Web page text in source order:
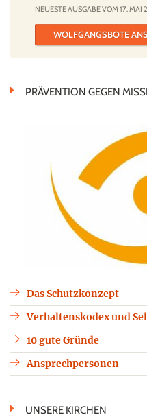
NEUESTE AUSGABE VOM 17. MAI
WOLFGANGSBOTE
PRÄVENTION GEGEN
Das Schutzkonzept
Verhaltenskodex und
10 gute Gründe
Ansprechpersonen
UNSERE KIRCHEN